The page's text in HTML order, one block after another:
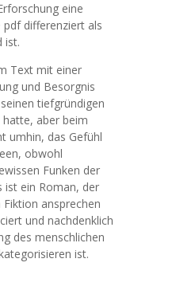
eine
pdf differenziert als
ist.
Text mit einer
und Besorgnis
tiefgründigen
aber beim
umhin, das Gefühl
obwohl
Funken der
ist ein Roman, der
ansprechen
und nachdenklich
des menschlichen
ist.